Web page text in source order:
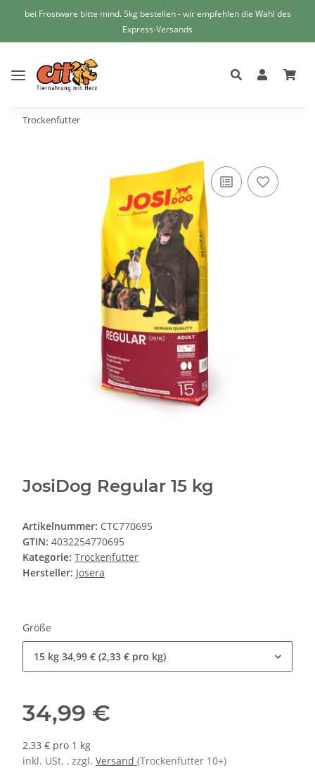
bei Frostware bitte mind. 5kg bestellen - wir empfehlen die Wahl des
Express-Versands
Trockenfutter
JosiDog Regular 15 kg
Artikelnummer: CTC770695
GTIN: 4032254770695
Kategorie: Trockenfutter
Hersteller: Josera
Größe
15 kg 34,99 € (2,33 € pro kg)
34,99 €
2,33 € pro 1 kg
inkl. USt. , zzgl. Versand (Trockenfutter 10+)